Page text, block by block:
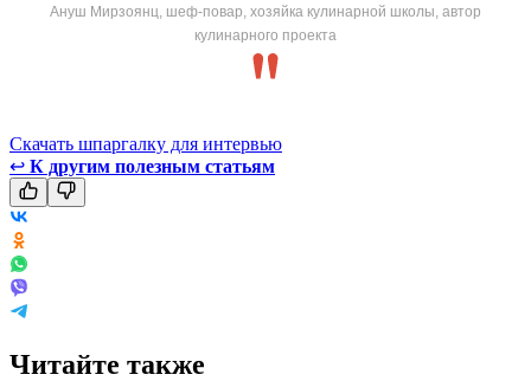
Ануш Мирзоянц, шеф-повар, хозяйка кулинарной школы, автор
кулинарного проекта
Скачать шпаргалку для интервью
↩ К другим полезным статьям
Читайте также